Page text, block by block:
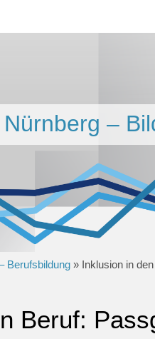
–
Berufsbildung » Inklusion in
Beruf: